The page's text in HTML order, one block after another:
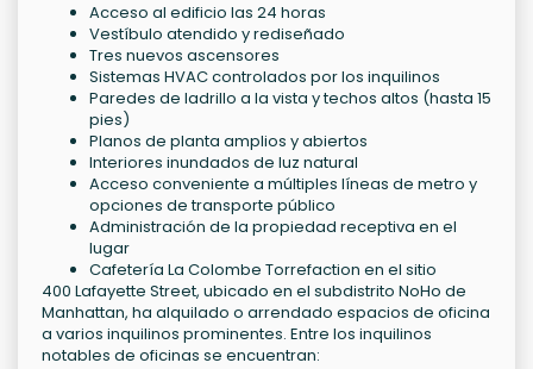
Acceso al edificio las 24 horas
Vestíbulo atendido y rediseñado
Tres nuevos ascensores
Sistemas HVAC controlados por los inquilinos
Paredes de ladrillo a la vista y techos altos (hasta 15
pies)
Planos de planta amplios y abiertos
Interiores inundados de luz natural
Acceso conveniente a múltiples líneas de metro y
opciones de transporte público
Administración de la propiedad receptiva en el
lugar
Cafetería La Colombe Torrefaction en el sitio
400 Lafayette Street, ubicado en el subdistrito NoHo de
Manhattan, ha alquilado o arrendado espacios de oficina
a varios inquilinos prominentes. Entre los inquilinos
notables de oficinas se encuentran: